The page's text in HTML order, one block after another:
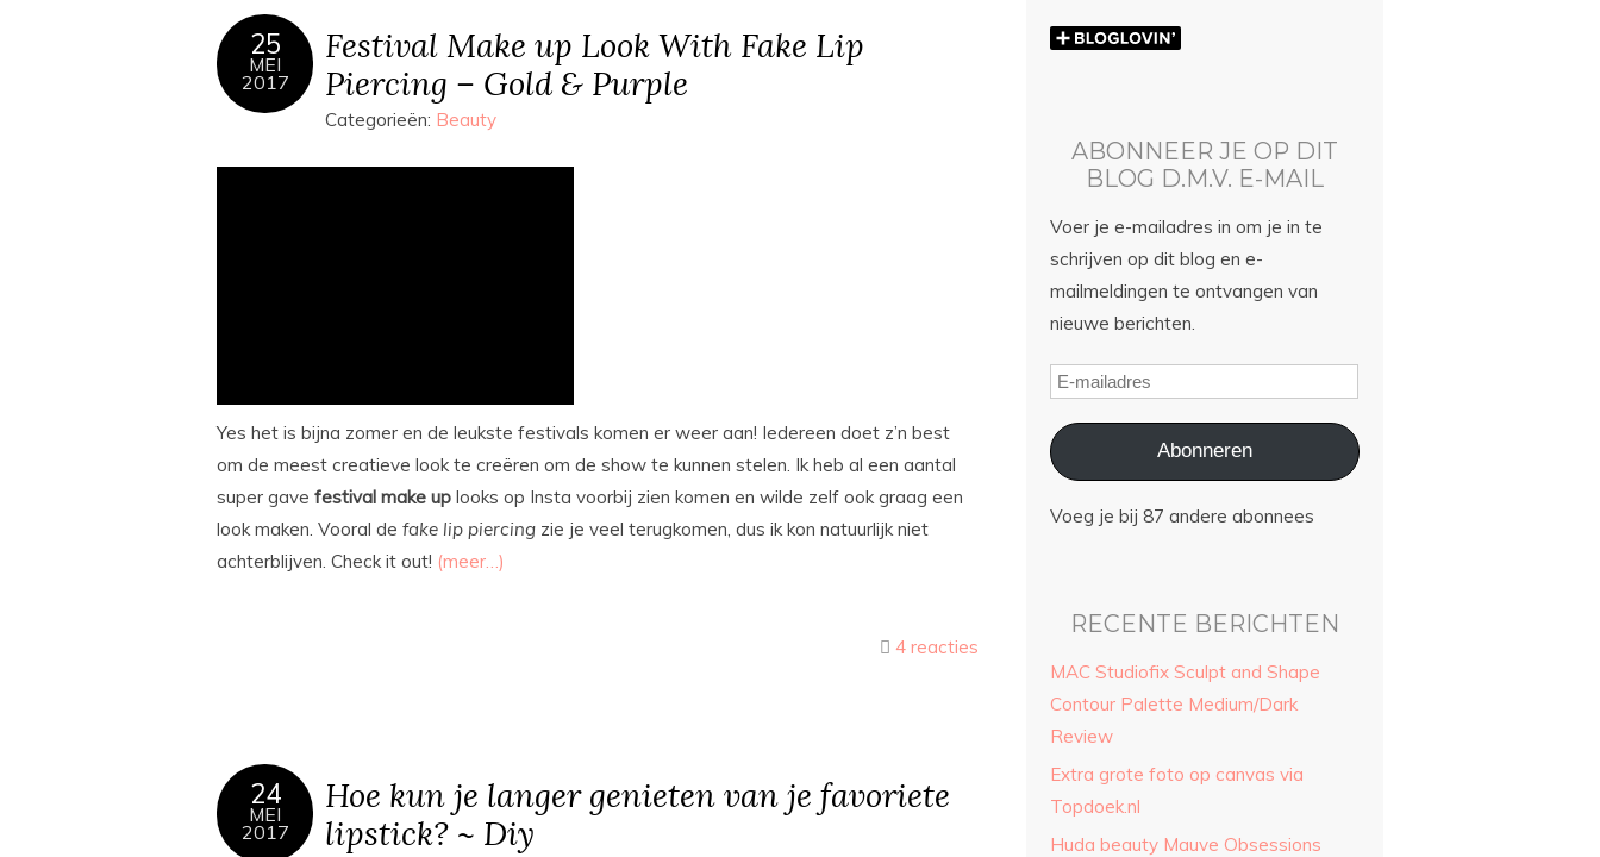
25
MEI
2017
Festival Make up Look With Fake Lip
Piercing – Gold & Purple
Categorieën: Beauty
Yes het is bijna zomer en de leukste festivals komen er weer aan! Iedereen doet z’n best
om de meest creatieve look te creëren om de show te kunnen stelen. Ik heb al een aantal
super gave festival make up looks op Insta voorbij zien komen en wilde zelf ook graag een
look maken. Vooral de fake lip piercing zie je veel terugkomen, dus ik kon natuurlijk niet
achterblijven. Check it out! (meer…)
4 reacties
24
MEI
2017
Hoe kun je langer genieten van je favoriete
lipstick? ~ Diy
ABONNEER JE OP DIT
BLOG D.M.V. E-MAIL
Voer je e-mailadres in om je in te
schrijven op dit blog en e-
mailmeldingen te ontvangen van
nieuwe berichten.
Abonneren
Voeg je bij 87 andere abonnees
RECENTE BERICHTEN
MAC Studiofix Sculpt and Shape
Contour Palette Medium/Dark
Review
Extra grote foto op canvas via
Topdoek.nl
Huda beauty Mauve Obsessions